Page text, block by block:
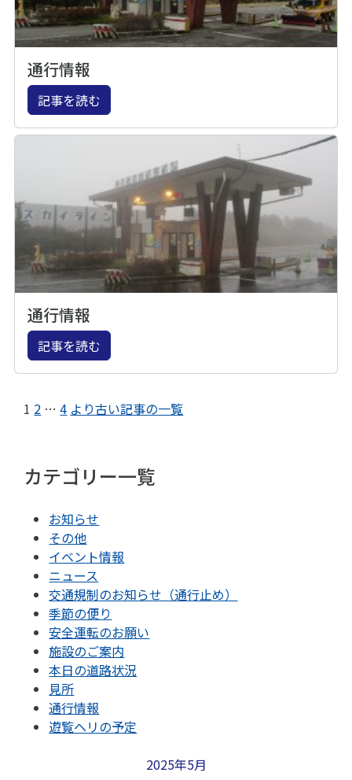
通行情報
記事を読む
通行情報
記事を読む
1 2 … 4 より古い記事の一覧
カテゴリー一覧
お知らせ
その他
イベント情報
ニュース
交通規制のお知らせ（通行止め）
季節の便り
安全運転のお願い
施設のご案内
本日の道路状況
見所
通行情報
遊覧ヘリの予定
2025年5月